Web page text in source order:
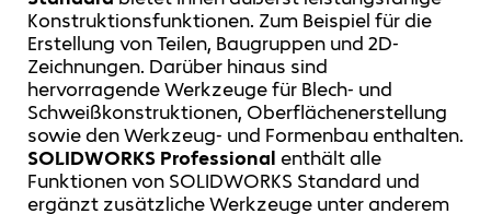
Konstruktionsfunktionen. Zum Beispiel für die
Erstellung von Teilen, Baugruppen und 2D-
Zeichnungen. Darüber hinaus sind
hervorragende Werkzeuge für Blech- und
Schweißkonstruktionen, Oberflächenerstellung
sowie den Werkzeug- und Formenbau enthalten.
SOLIDWORKS Professional enthält alle
Funktionen von SOLIDWORKS Standard und
ergänzt zusätzliche Werkzeuge unter anderem